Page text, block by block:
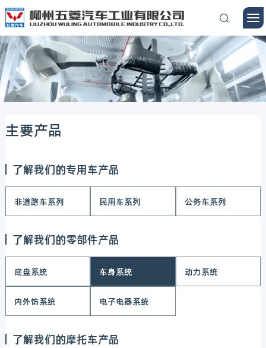
主要产品
了解我们的专用车产品
非道路车系列 民用车系列 公务车系列
了解我们的零部件产品
底盘系统 车身系统 动力系统
内外饰系统 电子电器系统
了解我们的摩托车产品